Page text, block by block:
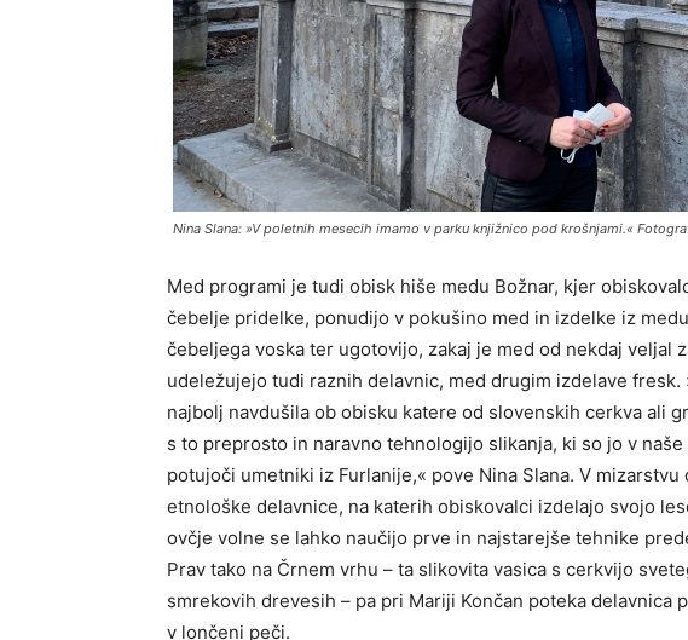
Nina Slana: »V poletnih mesecih imamo v parku knjižnico pod krošnjami.«
Med programi je tudi obisk hiše medu Božnar, kjer
čebelje pridelke, ponudijo v pokušino med in izdelke iz
čebeljega voska ter ugotovijo, zakaj je med od nekdaj veljal
udeležujejo tudi raznih delavnic, med drugim izdelave
najbolj navdušila ob obisku katere od slovenskih cerkva ali
s to preprosto in naravno tehnologijo slikanja, ki so jo v
potujoči umetniki iz Furlanije,« pove Nina Slana. V
etnološke delavnice, na katerih obiskovalci izdelajo svojo
ovčje volne se lahko naučijo prve in najstarejše tehnike
Prav tako na Črnem vrhu – ta slikovita vasica s cerkvijo
smrekovih drevesih – pa pri Mariji Končan poteka delavnica
v lončeni peči.